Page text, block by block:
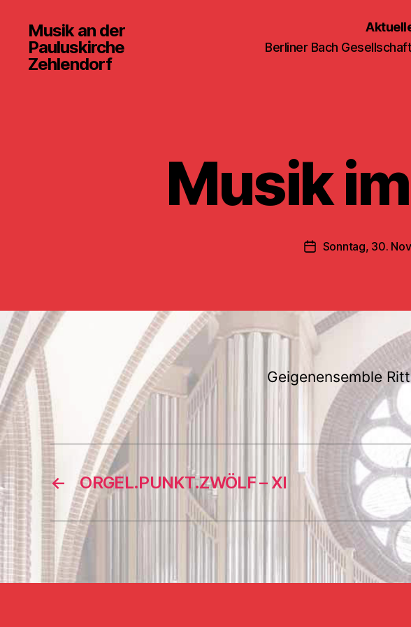
Musik an der
Pauluskirche
Zehlendorf
Berliner Bach
Musik
Sonntag, 30.
Geigenensemble
← ORGEL.PUNKT.ZWÖLF – XI